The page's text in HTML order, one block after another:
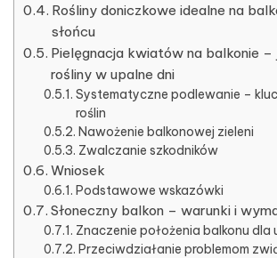
Rośliny doniczkowe idealne na
słońcu
Pielęgnacja kwiatów na balkonie –
rośliny w upalne dni
Systematyczne podlewanie –
roślin
Nawożenie balkonowej zieleni
Zwalczanie szkodników
Wniosek
Podstawowe wskazówki
Słoneczny balkon – warunki i
Znaczenie położenia balkonu dla
Przeciwdziałanie problemom